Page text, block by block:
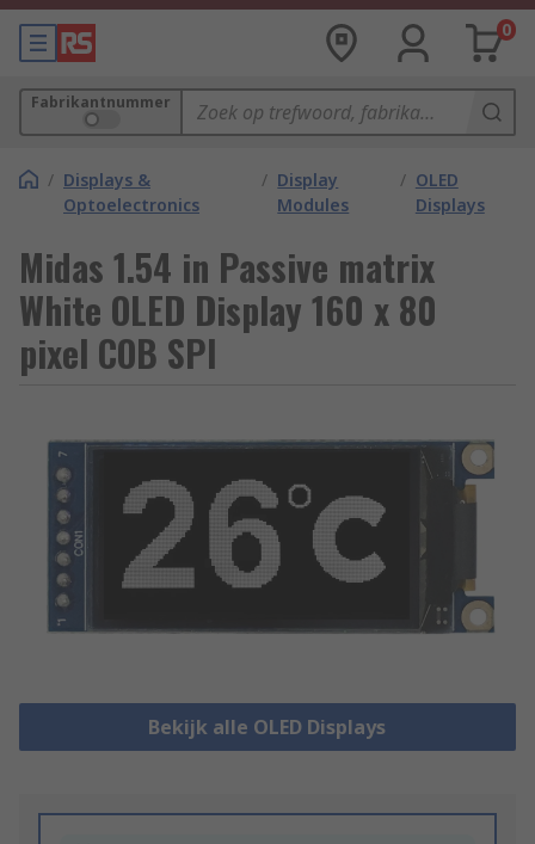
0
Fabrikantnummer
/ Displays &
Optoelectronics
/ Display
Modules
/ OLED
Displays
Midas 1.54 in Passive matrix
White OLED Display 160 x 80
pixel COB SPI
Bekijk alle OLED Displays